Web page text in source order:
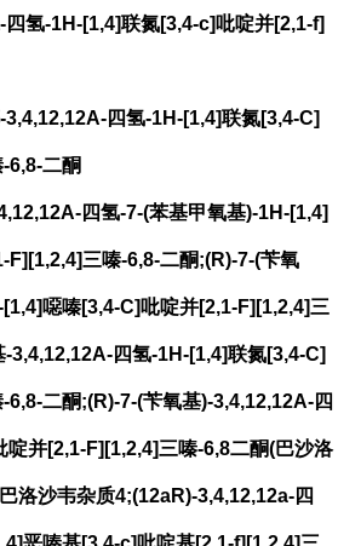
氢-1H-[1,4]联氮[3,4-c]吡啶并[2,1-f]
四氢-1H-[1,4]联氮[3,4-C]
6,8-二酮
四氢-7-(苯基甲氧基)-1H-[1,4]
F][1,2,4]三嗪-6,8-二酮;(R)-7-(苄氧
噁嗪[3,4-C]吡啶并[2,1-F][1,2,4]三
3,4,12,12A-四氢-1H-[1,4]联氮[3,4-C]
6,8-二酮;(R)-7-(苄氧基)-3,4,12,12A-四
并[2,1-F][1,2,4]三嗪-6,8二酮(巴沙洛
洛沙韦杂质4;(12aR)-3,4,12,12a-四